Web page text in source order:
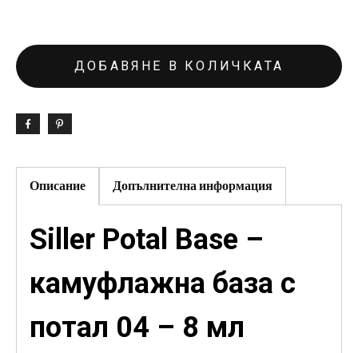
ДОБАВЯНЕ В КОЛИЧКАТА
Описание Допълнителна информация
Siller Potal Base –
камуфлажна база с
потал 04 – 8 мл